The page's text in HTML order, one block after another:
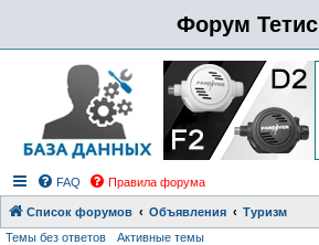
Форум Тетис
FAQ Правила форума
Список форумов Объявления Туризм
Темы без ответов Активные темы